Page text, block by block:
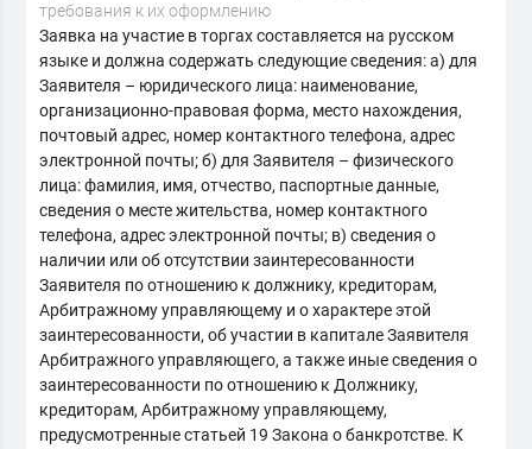
требования к их оформлению
Заявка на участие в торгах составляется на русском
языке и должна содержать следующие сведения: а) для
Заявителя – юридического лица: наименование,
организационно-правовая форма, место нахождения,
почтовый адрес, номер контактного телефона, адрес
электронной почты; б) для Заявителя – физического
лица: фамилия, имя, отчество, паспортные данные,
сведения о месте жительства, номер контактного
телефона, адрес электронной почты; в) сведения о
наличии или об отсутствии заинтересованности
Заявителя по отношению к должнику, кредиторам,
Арбитражному управляющему и о характере этой
заинтересованности, об участии в капитале Заявителя
Арбитражного управляющего, а также иные сведения о
заинтересованности по отношению к Должнику,
кредиторам, Арбитражному управляющему,
предусмотренные статьей 19 Закона о банкротстве. К